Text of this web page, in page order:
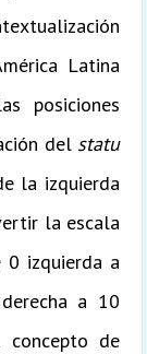
Latina
posiciones
del statu
la izquierda
la escala
izquierda a
a 10
concepto de